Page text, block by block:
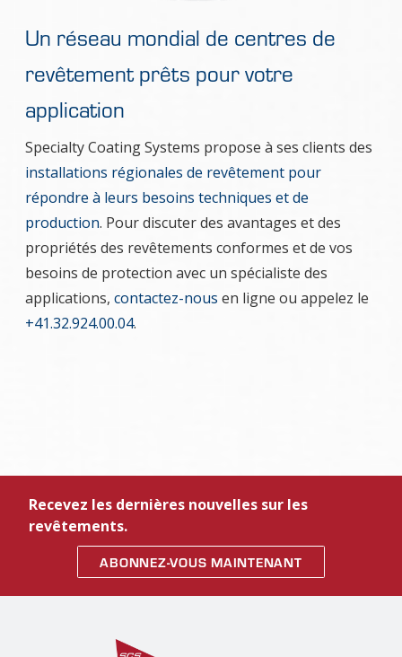
Un réseau mondial de centres de
revêtement prêts pour votre
application
Specialty Coating Systems propose à ses clients des
installations régionales de revêtement pour
répondre à leurs besoins techniques et de
production. Pour discuter des avantages et des
propriétés des revêtements conformes et de vos
besoins de protection avec un spécialiste des
applications, contactez-nous en ligne ou appelez le
+41.32.924.00.04.
Recevez les dernières nouvelles sur les
revêtements.
ABONNEZ-VOUS MAINTENANT